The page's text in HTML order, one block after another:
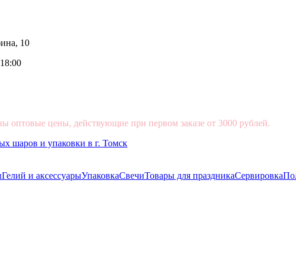
10
оптовые цены, действующие при первом заказе от 3000 рублей.
Гелий и аксессуарыУпаковкаСвечиТовары для праздникаСервировка